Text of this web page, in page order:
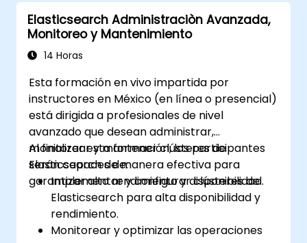
integración.
Elasticsearch Administraciòn Avanzada,
Monitoreo y Mantenimiento
14 Horas
Esta formación en vivo impartida por
instructores en México (en línea o presencial)
está dirigida a profesionales de nivel
avanzado que desean administrar,
monitorear y mantener clústeres de
Elasticsearch de manera efectiva para
garantizar alto rendimiento y disponibilidad.
Al finalizar esta formación, los participantes
serán capaces de:
Implementar y configurar clústeres de
Elasticsearch para alta disponibilidad y
rendimiento.
Monitorear y optimizar las operaciones